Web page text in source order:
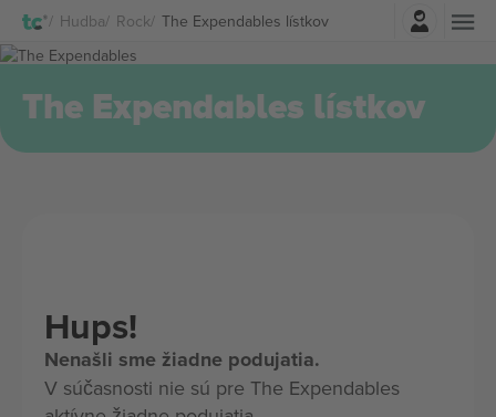
Hudba Rock The Expendables lístkov
Prihlásenie
The Expendables lístkov
Hups!
Nenašli sme žiadne podujatia.
V súčasnosti nie sú pre The Expendables